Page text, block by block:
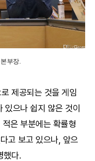
부장.
제공되는 것을 게임
으나 쉽지 않은 것이
은 부분에는 확률형
고 보고 있으나, 앞으
했다.